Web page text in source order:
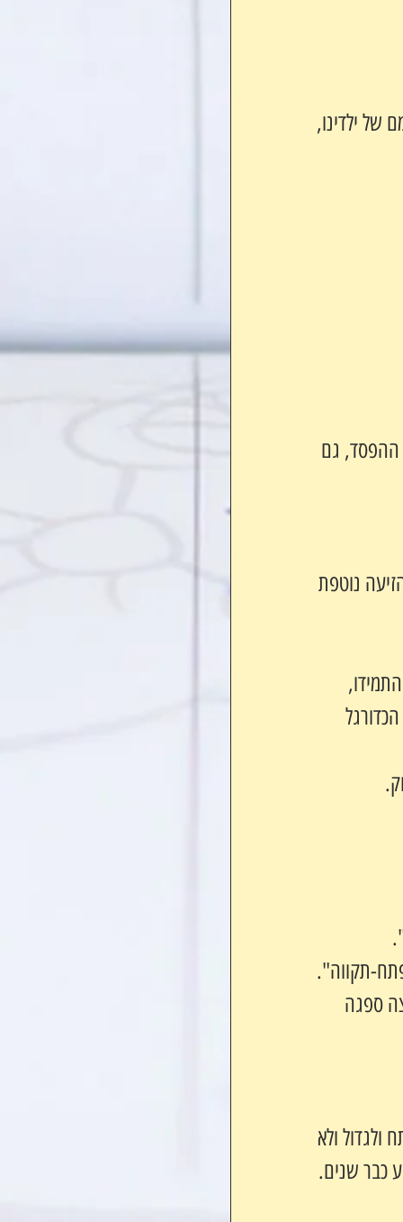
של ילדינו,
ההפסד, גם
נוטפת
תקווה".
ספגה
ולא
כבר שנים.